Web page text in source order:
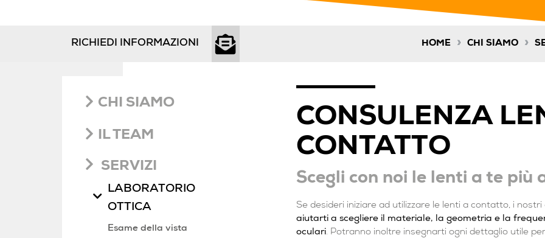
RICHIEDI INFORMAZIONI HOME » CHI SIAMO »
CHI SIAMO
IL TEAM
SERVIZI
LABORATORIO
OTTICA
Esame della vista
CONSULENZA
CONTATTO
Scegli con noi le lenti a te più
Se desideri iniziare ad utilizzare le lenti a contatto, i
aiutarti a scegliere il materiale, la geometria e la
oculari. Potranno inoltre insegnarti ogni dettaglio utile